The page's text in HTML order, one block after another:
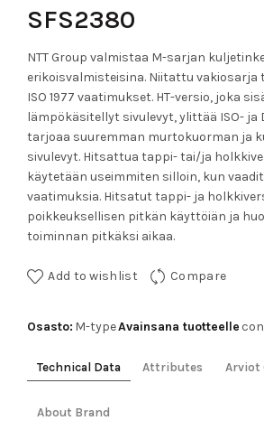
SFS2380
NTT Group valmistaa M-sarjan
erikoisvalmisteisina. Niitattu vakiosarja
ISO 1977 vaatimukset. HT-versio, joka
lämpökäsitellyt sivulevyt, ylittää ISO- ja
tarjoaa suuremman murtokuorman ja
sivulevyt. Hitsattua tappi- tai/ja
käytetään useimmiten silloin, kun
vaatimuksia. Hitsatut tappi- ja
poikkeuksellisen pitkän käyttöiän ja
toiminnan pitkäksi aikaa.
Add to wishlist Compare
Osasto: M-typeAvainsana tuotteelle
Technical Data Attributes Arviot
About Brand